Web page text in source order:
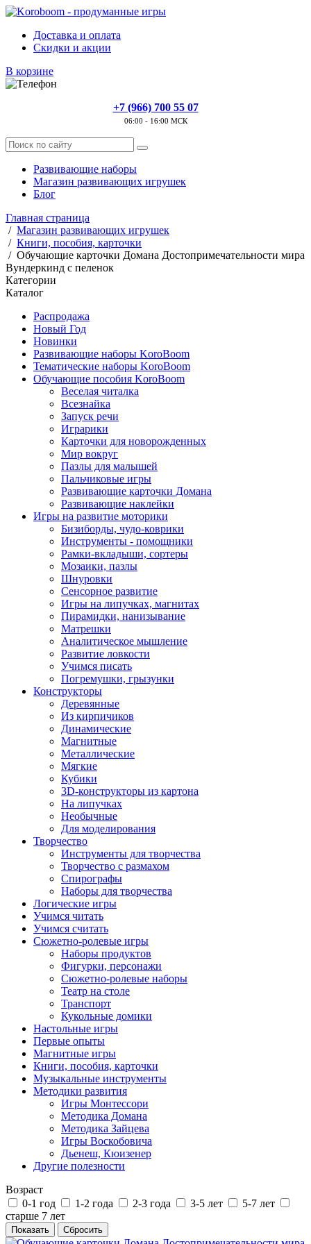
Доставка и оплата
Скидки и акции
В корзине
+7 (966) 700 55 07
06:00 - 16:00 МСК
Развивающие наборы
Магазин развивающих игрушек
Блог
Главная страница
/ Магазин развивающих игрушек
/ Книги, пособия, карточки
/ Обучающие карточки Домана Достопримечательности мира
Вундеркинд с пеленок
Категории
Каталог
Распродажа
Новый Год
Новинки
Развивающие наборы KoroBoom
Тематические наборы KoroBoom
Обучающие пособия KoroBoom
Веселая читалка
Всезнайка
Запуск речи
Играрики
Карточки для новорожденных
Мир вокруг
Пазлы для малышей
Пальчиковые игры
Развивающие карточки Домана
Развивающие наклейки
Игры на развитие моторики
Бизиборды, чудо-коврики
Инструменты - помощники
Рамки-вкладыши, сортеры
Мозаики, пазлы
Шнуровки
Сенсорное развитие
Игры на липучках, магнитах
Пирамидки, нанизывание
Матрешки
Аналитическое мышление
Развитие ловкости
Учимся писать
Погремушки, грызунки
Конструкторы
Деревянные
Из кирпичиков
Динамические
Магнитные
Металлические
Мягкие
Кубики
3D-конструкторы из картона
На липучках
Необычные
Для моделирования
Творчество
Инструменты для творчества
Творчество с размахом
Спирографы
Наборы для творчества
Логические игры
Учимся читать
Учимся считать
Сюжетно-ролевые игры
Наборы продуктов
Фигурки, персонажи
Сюжетно-ролевые наборы
Театр на столе
Транспорт
Кукольные домики
Настольные игры
Первые опыты
Магнитные игры
Книги, пособия, карточки
Музыкальные инструменты
Методики развития
Игры Монтессори
Методика Домана
Методика Зайцева
Игры Воскобовича
Дьенеш, Кюизенер
Другие полезности
Возраст
0-1 год
1-2 года 2-3 года 3-5 лет
5-7 лет
старше 7 лет